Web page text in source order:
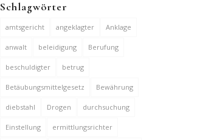
Schlagwörter
amtsgericht angeklagter Anklage
anwalt beleidigung Berufung
beschuldigter betrug
Betäubungsmittelgesetz Bewährung
diebstahl Drogen durchsuchung
Einstellung ermittlungsrichter